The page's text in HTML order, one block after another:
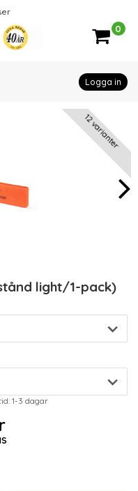
0
Logga in
12 varianter
light/1-pack)
1-3 dagar